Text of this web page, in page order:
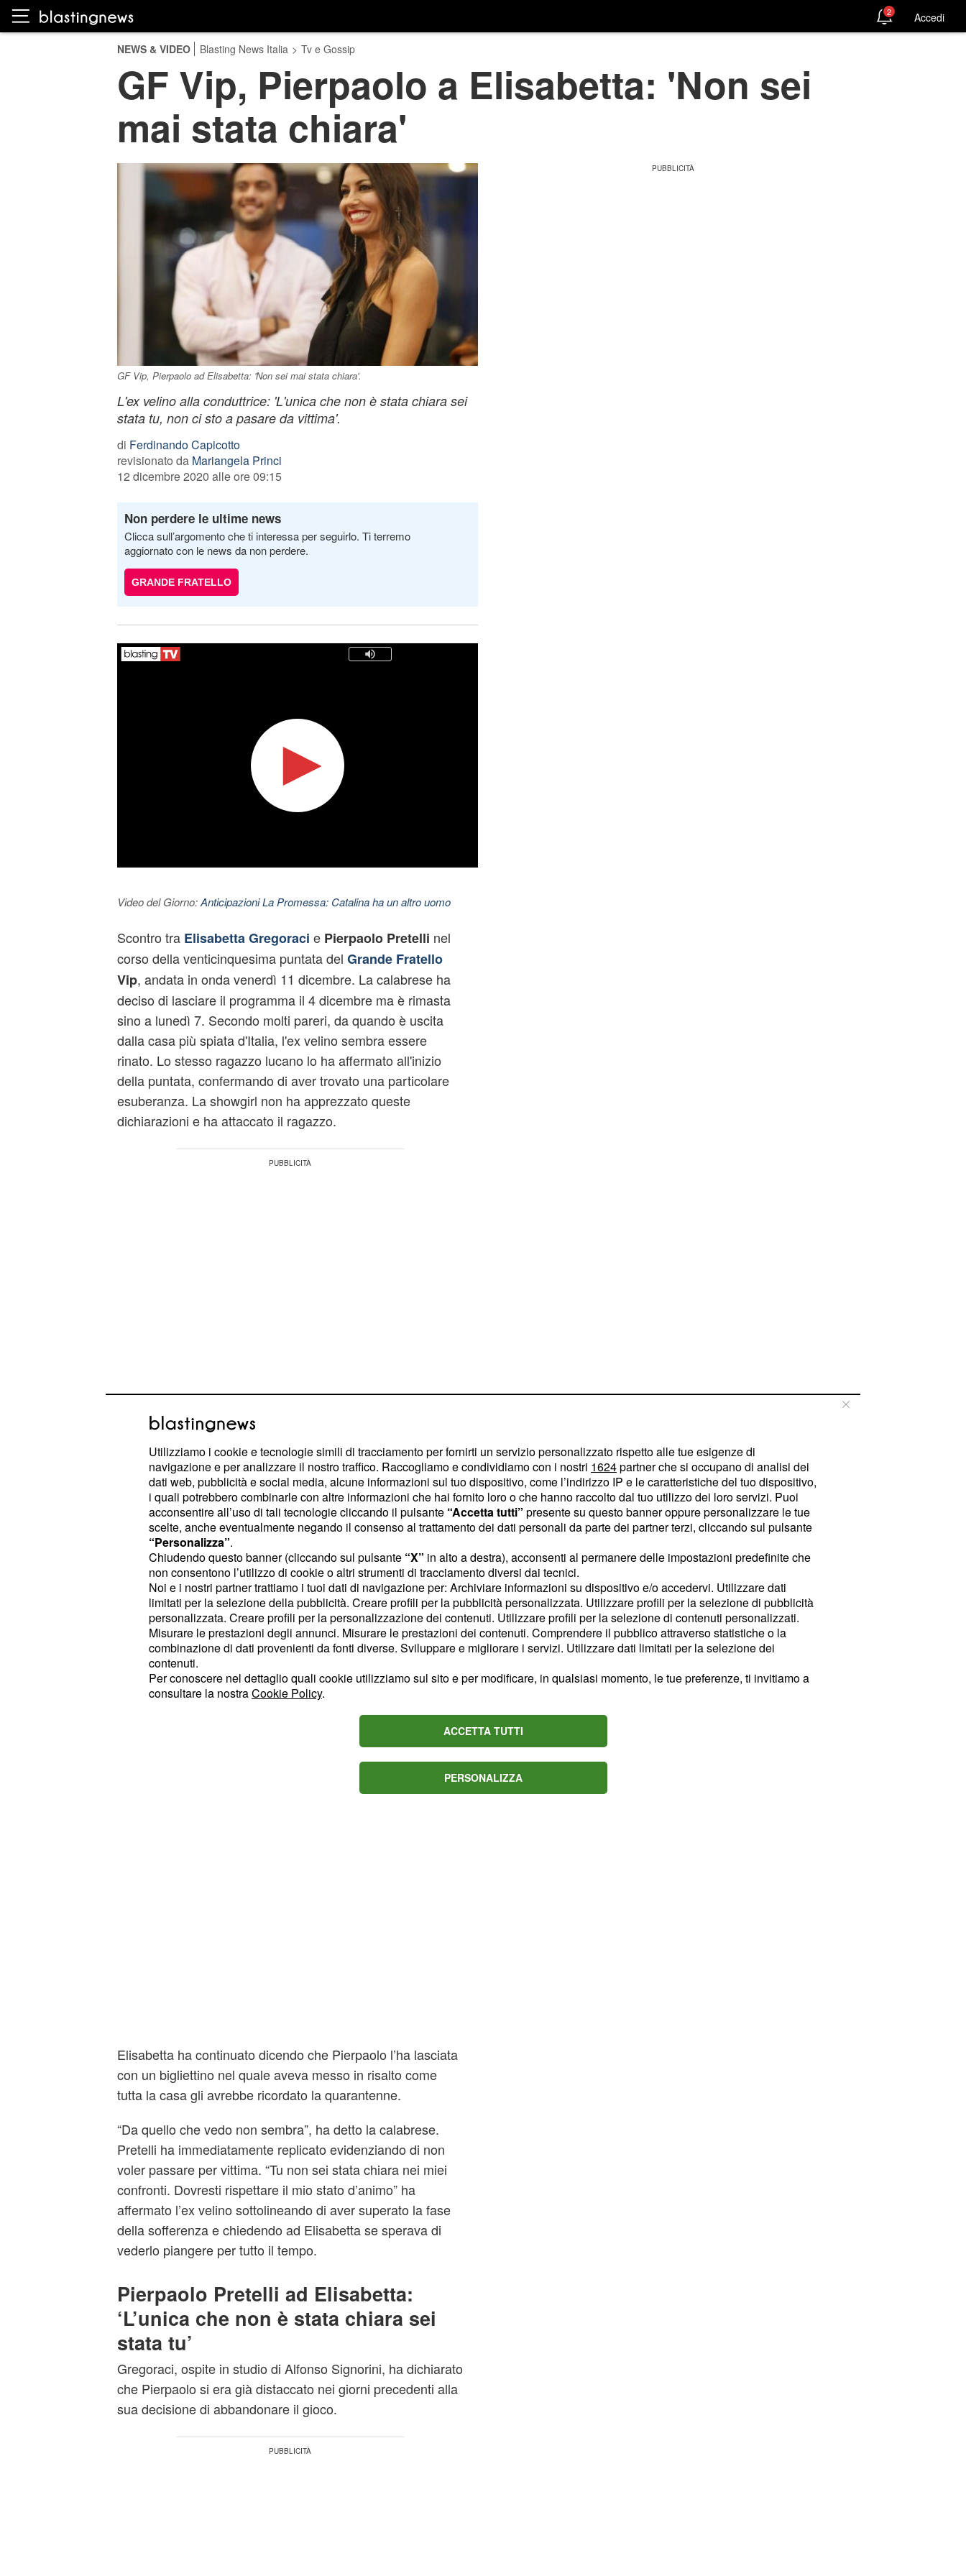
2 Accedi
NEWS & VIDEO Blasting News Italia > Tv e Gossip
GF Vip, Pierpaolo a Elisabetta: 'Non sei
mai stata chiara'
GF Vip, Pierpaolo ad Elisabetta: 'Non sei mai stata chiara'.
L'ex velino alla conduttrice: 'L'unica che non è stata chiara sei
stata tu, non ci sto a pasare da vittima'.
di Ferdinando Capicotto
revisionato da Mariangela Princi
12 dicembre 2020 alle ore 09:15
Non perdere le ultime news
Clicca sull’argomento che ti interessa per seguirlo. Ti terremo
aggiornato con le news da non perdere.
GRANDE FRATELLO
Video del Giorno:Anticipazioni La Promessa: Catalina ha un altro uomo
Scontro tra Elisabetta Gregoraci e Pierpaolo Pretelli nel
corso della venticinquesima puntata del Grande Fratello
Vip, andata in onda venerdì 11 dicembre. La calabrese ha
deciso di lasciare il programma il 4 dicembre ma è rimasta
sino a lunedì 7. Secondo molti pareri, da quando è uscita
dalla casa più spiata d'Italia, l'ex velino sembra essere
rinato. Lo stesso ragazzo lucano lo ha affermato all'inizio
della puntata, confermando di aver trovato una particolare
esuberanza. La showgirl non ha apprezzato queste
dichiarazioni e ha attaccato il ragazzo.
sottolineato di essere stata incolpata di far star male Pretelli
nel corso della sua permanenza nella casa di Cinecittà ma
non ha visto sofferenza. Pierpaolo non è stato in silenzio e
ha risposto alla sua ex compagna d’avventura.
Elisabetta Gregoraci a Pierpaolo
Pretelli: ‘Sono contenta di vederti
così bene ma mi stupisce’
L’ex moglie diFlavio Briatoree il trentenne si erano
separati tra baci, abbracci e gesti teneri. Tutto ciò portava a
ipotizzare un Pretelli pensieroso e triste per l’assenza di
Gregoraci. Invece, Pierpaolo è apparso sereno e socievole,
come affermato dai suoi stessi coinquilini. Nel momento in
bene ma si è definita anche stupita dall’atteggiamento del
Elisabetta ha continuato dicendo che Pierpaolo l’ha lasciata
con un bigliettino nel quale aveva messo in risalto come
tutta la casa gli avrebbe ricordato la quarantenne.
“Da quello che vedo non sembra”, ha detto la calabrese.
Pretelli ha immediatamente replicato evidenziando di non
voler passare per vittima. “Tu non sei stata chiara nei miei
confronti. Dovresti rispettare il mio stato d’animo” ha
affermato l’ex velino sottolineando di aver superato la fase
della sofferenza e chiedendo ad Elisabetta se sperava di
vederlo piangere per tutto il tempo.
Pierpaolo Pretelli ad Elisabetta:
‘L’unica che non è stata chiara sei
stata tu’
Gregoraci, ospite in studio di Alfonso Signorini, ha dichiarato
che Pierpaolo si era già distaccato nei giorni precedenti alla
sua decisione di abbandonare il gioco.
Utilizziamo i cookie e tecnologie simili di tracciamento per fornirti un servizio personalizzato rispetto alle tue esigenze di
navigazione e per analizzare il nostro traffico. Raccogliamo e condividiamo con i nostri 1624partner che si occupano di analisi dei
dati web, pubblicità e social media, alcune informazioni sul tuo dispositivo, come l’indirizzo IP e le caratteristiche del tuo dispositivo,
i quali potrebbero combinarle con altre informazioni che hai fornito loro o che hanno raccolto dal tuo utilizzo dei loro servizi. Puoi
acconsentire all’uso di tali tecnologie cliccando il pulsante “Accetta tutti” presente su questo banner oppure personalizzare le tue
scelte, anche eventualmente negando il consenso al trattamento dei dati personali da parte dei partner terzi, cliccando sul pulsante
“Personalizza”.
Chiudendo questo banner (cliccando sul pulsante “X” in alto a destra), acconsenti al permanere delle impostazioni predefinite che
non consentono l’utilizzo di cookie o altri strumenti di tracciamento diversi dai tecnici.
Noi e i nostri partner trattiamo i tuoi dati di navigazione per: Archiviare informazioni su dispositivo e/o accedervi. Utilizzare dati
limitati per la selezione della pubblicità. Creare profili per la pubblicità personalizzata. Utilizzare profili per la selezione di pubblicità
personalizzata. Creare profili per la personalizzazione dei contenuti. Utilizzare profili per la selezione di contenuti personalizzati.
Misurare le prestazioni degli annunci. Misurare le prestazioni dei contenuti. Comprendere il pubblico attraverso statistiche o la
combinazione di dati provenienti da fonti diverse. Sviluppare e migliorare i servizi. Utilizzare dati limitati per la selezione dei
contenuti.
Per conoscere nel dettaglio quali cookie utilizziamo sul sito e per modificare, in qualsiasi momento, le tue preferenze, ti invitiamo a
consultare la nostraCookie Policy.
ACCETTA TUTTI
PERSONALIZZA